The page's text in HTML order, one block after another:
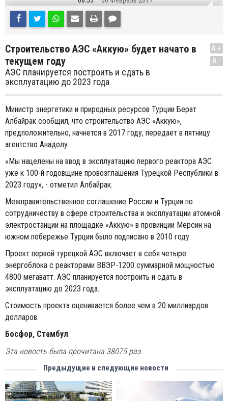
Строительство АЭС «Аккую» будет начато в
текущем году
АЭС планируется построить и сдать в
эксплуатацию до 2023 года
A+
A-
Министр энергетики и природных ресурсов Турции Берат
Албайрак сообщил, что строительство АЭС «Аккую»,
предположительно, начнется в 2017 году, передает в пятницу
агентство Анадолу.
«Мы нацелены на ввод в эксплуатацию первого реактора АЭС
уже к 100-й годовщине провозглашения Турецкой Республики в
2023 году», - отметил Албайрак.
Межправительственное соглашение России и Турции по
сотрудничеству в сфере строительства и эксплуатации атомной
электростанции на площадке «Аккую» в провинции Мерсин на
южном побережье Турции было подписано в 2010 году.
Проект первой турецкой АЭС включает в себя четыре
энергоблока с реакторами ВВЭР-1200 суммарной мощностью
4800 мегаватт. АЭС планируется построить и сдать в
эксплуатацию до 2023 года.
Стоимость проекта оценивается более чем в 20 миллиардов
долларов.
Босфор, Стамбул
Эта новость была прочитана 38075 раз.
Предыдущие и следующие новости